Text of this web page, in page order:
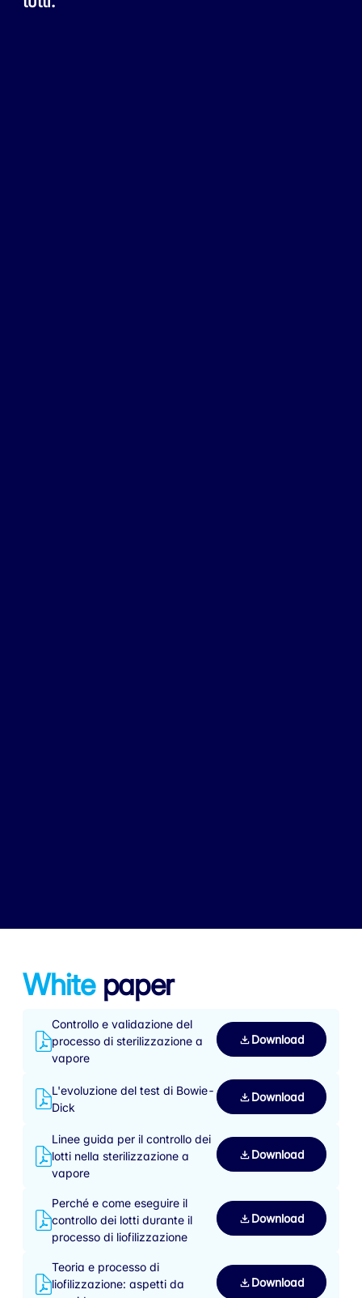
Whitepaper
Controllo e validazione del
processo di sterilizzazione a
vapore
Download
L'evoluzione del test di Bowie-
Dick
Download
Linee guida per il controllo dei
lotti nella sterilizzazione a
vapore
Download
Perché e come eseguire il
controllo dei lotti durante il
processo di liofilizzazione
Download
Teoria e processo di
liofilizzazione: aspetti da
Download